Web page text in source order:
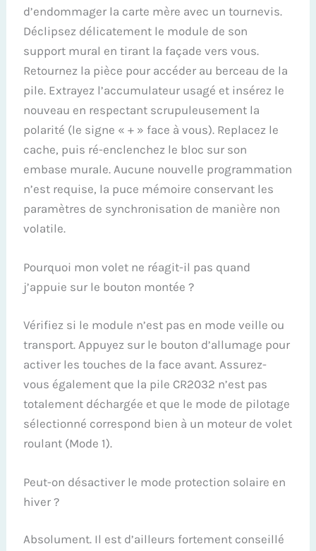
d’endommager la carte mère avec un tournevis.
Déclipsez délicatement le module de son
support mural en tirant la façade vers vous.
Retournez la pièce pour accéder au berceau de la
pile. Extrayez l’accumulateur usagé et insérez le
nouveau en respectant scrupuleusement la
polarité (le signe « + » face à vous). Replacez le
cache, puis ré-enclenchez le bloc sur son
embase murale. Aucune nouvelle programmation
n’est requise, la puce mémoire conservant les
paramètres de synchronisation de manière non
volatile.
Pourquoi mon volet ne réagit-il pas quand
j’appuie sur le bouton montée ?
Vérifiez si le module n’est pas en mode veille ou
transport. Appuyez sur le bouton d’allumage pour
activer les touches de la face avant. Assurez-
vous également que la pile CR2032 n’est pas
totalement déchargée et que le mode de pilotage
sélectionné correspond bien à un moteur de volet
roulant (Mode 1).
Peut-on désactiver le mode protection solaire en
hiver ?
Absolument. Il est d’ailleurs fortement conseillé